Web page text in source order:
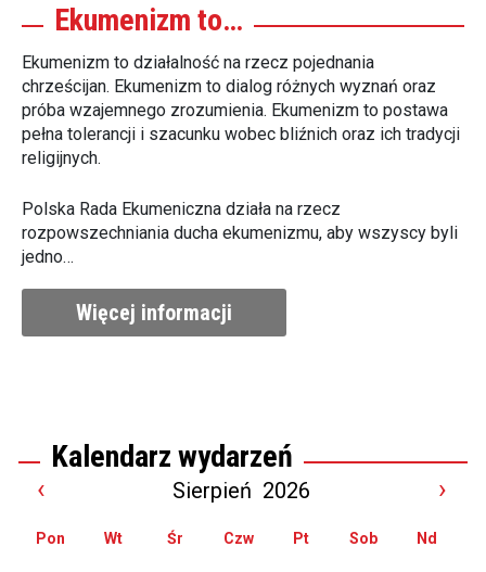
Ekumenizm to…
Ekumenizm to działalność na rzecz pojednania
chrześcijan. Ekumenizm to dialog różnych wyznań oraz
próba wzajemnego zrozumienia. Ekumenizm to postawa
pełna tolerancji i szacunku wobec bliźnich oraz ich tradycji
religijnych.
Polska Rada Ekumeniczna działa na rzecz
rozpowszechniania ducha ekumenizmu, aby wszyscy byli
jedno…
Więcej informacji
Kalendarz wydarzeń
‹ Sierpień 2026 ›
Pon Wt Śr Czw Pt Sob Nd